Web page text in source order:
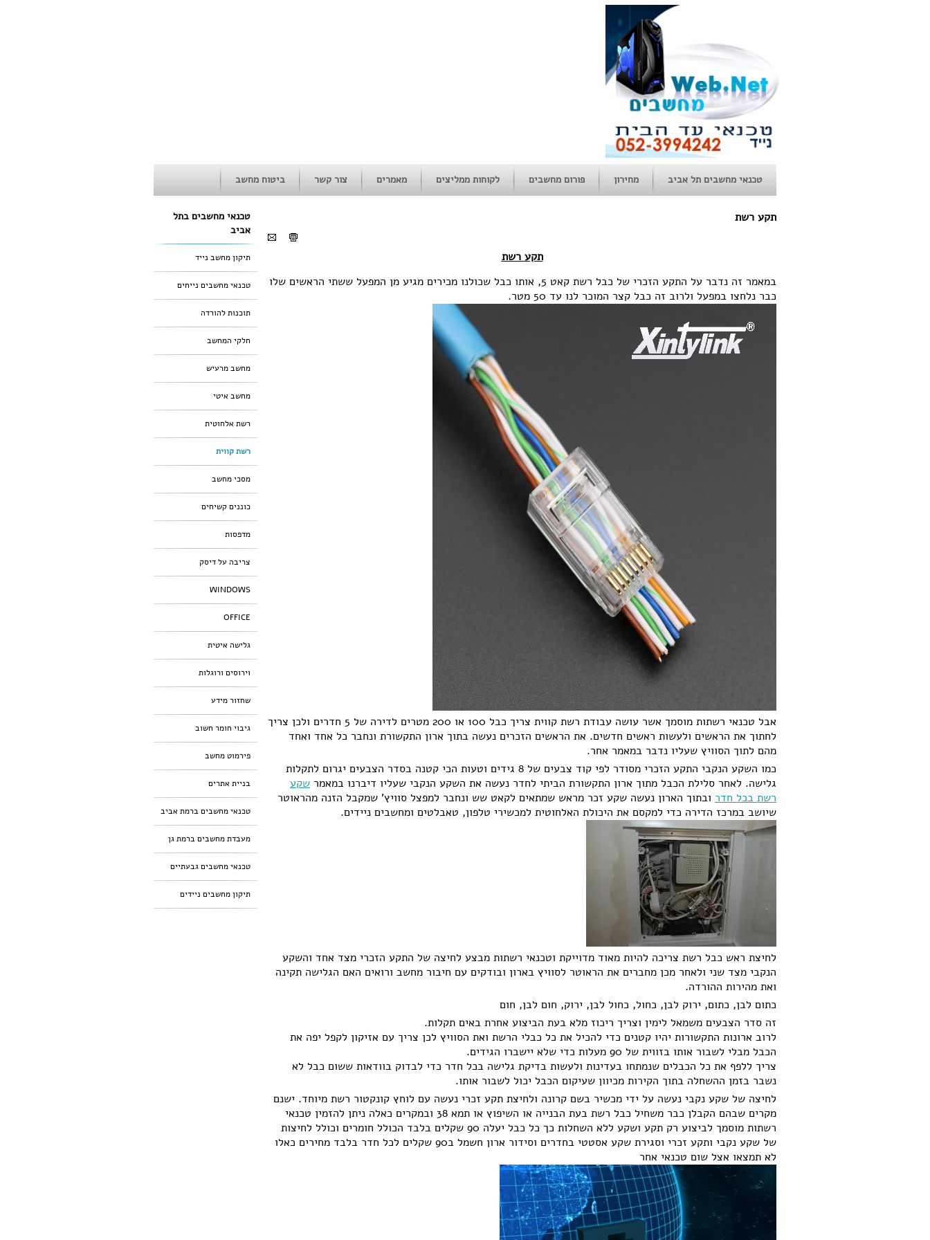
טכנאי מחשבים תל אביב מחירון פורום מחשבים לקוחות ממליצים מאמרים צור קשר ביטוח מחשב
תקע רשת
תקע רשת
במאמר זה נדבר על התקע הזכרי של כבל רשת קאט 5, אותו כבל שכולנו מכירים מגיע מן המפעל ששתי הראשים שלו
כבר נלחצו במפעל ולרוב זה כבל קצר המוכר לנו עד 50 מטר.
אבל טכנאי רשתות מוסמך אשר עושה עבודת רשת קווית צריך כבל 100 או 200 מטרים לדירה של 5 חדרים ולכן צריך
לחתוך את הראשים ולעשות ראשים חדשים. את הראשים הזכרים נעשה בתוך ארון התקשורת ונחבר כל אחד ואחד
מהם לתוך הסוויץ שעליו נדבר במאמר אחר.
כמו השקע הנקבי התקע הזכרי מסודר לפי קוד צבעים של 8 גידים וטעות הכי קטנה בסדר הצבעים יגרום לתקלות
גלישה. לאחר סלילת הכבל מתוך ארון התקשורת הביתי לחדר נעשה את השקע הנקבי שעליו דיברנו במאמר שקע
רשת בכל חדר ובתוך הארון נעשה שקע זכר מראש שמתאים לקאט שש ונחבר למפצל סוויץ' שמקבל הזנה מהראוטר
שיושב במרכז הדירה כדי למקסם את היכולת האלחוטית למכשירי טלפון, טאבלטים ומחשבים ניידים.
לחיצת ראש כבל רשת צריכה להיות מאוד מדוייקת וטכנאי רשתות מבצע לחיצה של התקע הזכרי מצד אחד והשקע
הנקבי מצד שני ולאחר מכן מחברים את הראוטר לסוויץ בארון ובודקים עם חיבור מחשב ורואים האם הגלישה תקינה
ואת מהירות ההורדה.
כתום לבן, כתום, ירוק לבן, כחול, כחול לבן, ירוק, חום לבן, חום
זה סדר הצבעים משמאל לימין וצריך ריכוז מלא בעת הביצוע אחרת באים תקלות.
לרוב ארונות התקשורות יהיו קטנים כדי להכיל את כל כבלי הרשת ואת הסוויץ לכן צריך עם אזיקון לקפל יפה את
הכבל מבלי לשבור אותו בזווית של 90 מעלות כדי שלא יישברו הגידים.
צריך ללפף את כל הכבלים שנמתחו בעדינות ולעשות בדיקת גלישה בכל חדר כדי לבדוק בוודאות ששום כבל לא
נשבר בזמן ההשחלה בתוך הקירות מכיוון שעיקום הכבל יכול לשבור אותו.
לחיצה של שקע נקבי נעשה על ידי מכשיר בשם קרונה ולחיצת תקע זכרי נעשה עם לוחץ קונקטור רשת מיוחד. ישנם
מקרים שבהם הקבלן כבר משחיל כבל רשת בעת הבנייה או השיפוץ או תמא 38 ובמקרים כאלה ניתן להזמין טכנאי
רשתות מוסמך לביצוע רק תקע ושקע ללא השחלות כך כל כבל יעלה 90 שקלים בלבד הכולל חומרים וכולל לחיצות
של שקע נקבי ותקע זכרי וסגירת שקע אסטטי בחדרים וסידור ארון חשמל ב90 שקלים לכל חדר בלבד מחירים כאלו
לא תמצאו אצל שום טכנאי אחר
טכנאי מחשבים בתל
אביב
תיקון מחשב נייד
טכנאי מחשבים נייחים
תוכנות להורדה
חלקי המחשב
מחשב מרעיש
מחשב איטי
רשת אלחוטית
רשת קווית
מסכי מחשב
כוננים קשיחים
מדפסות
צריבה על דיסק
WINDOWS
OFFICE
גלישה איטית
וירוסים ורוגלות
שחזור מידע
גיבוי חומר חשוב
פירמוט מחשב
בניית אתרים
טכנאי מחשבים ברמת אביב
מעבדת מחשבים ברמת גן
טכנאי מחשבים גבעתיים
תיקון מחשבים ניידים